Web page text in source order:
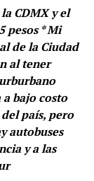
GOLPES
VIOLENCIA
del AIFA a
eficientes.
más
días
abrieron
fraude
de
la lupa
que han
CDMX y el
pesos * Mi
de la Ciudad
al tener
bajo costo
país, pero
autobuses
y a las